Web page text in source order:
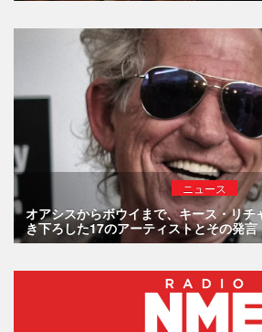
ニュース
オアシスからボウイまで、キース・リチ
き下ろした17のアーティストとその発言